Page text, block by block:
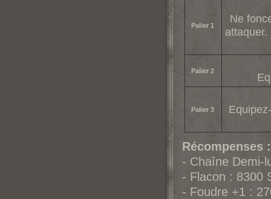
Palier 1
Ne
Palier 2
Palier 3
Récompenses :
- Chaîne Demi-
- Flacon : 8300
- Foudre +1 :